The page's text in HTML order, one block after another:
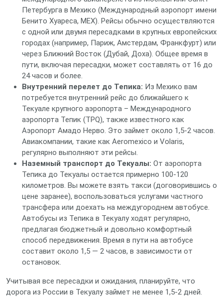
Петербурга в Мехико (Международный аэропорт имени
Бенито Хуареса, MEX). Рейсы обычно осуществляются
с одной или двумя пересадками в крупных европейских
городах (например, Париж, Амстердам, Франкфурт) или
через Ближний Восток (Дубай, Доха). Общее время в
пути, включая пересадки, может составлять от 16 до
24 часов и более.
Внутренний перелет до Тепика: Из Мехико вам
потребуется внутренний рейс до ближайшего к
Текуале крупного аэропорта – Международного
аэропорта Тепик (TPQ), также известного как
Аэропорт Амадо Нерво. Это займет около 1,5-2 часов.
Авиакомпании, такие как Aeromexico и Volaris,
регулярно выполняют эти рейсы.
Наземный транспорт до Текуалы: От аэропорта
Тепика до Текуалы остается примерно 100-120
километров. Вы можете взять такси (договорившись о
цене заранее), воспользоваться услугами частного
трансфера или доехать на междугороднем автобусе.
Автобусы из Тепика в Текуалу ходят регулярно,
предлагая бюджетный и довольно комфортный
способ передвижения. Время в пути на автобусе
составит около 1,5 — 2 часов, в зависимости от
остановок.
Учитывая все пересадки и ожидания, планируйте, что
дорога из России в Текуалу займет не менее 1,5-2 дней.